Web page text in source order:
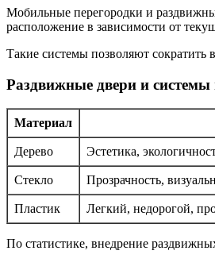
Мобильные перегородки и
расположение в зависимости от
Такие системы позволяют сократить
Раздвижные двери и
Материал
Дерево Эстетика,
Стекло Прозрачность,
Пластик Легкий, недорогой,
По статистике, внедрение